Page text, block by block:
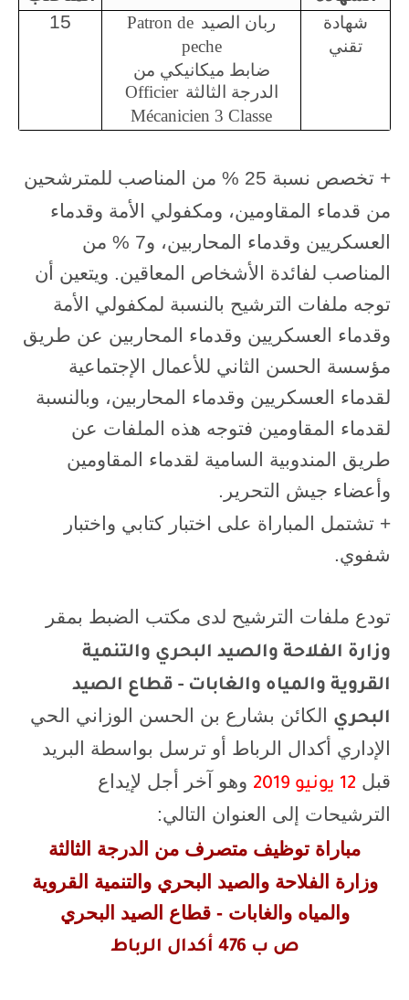
شهادة
تقني
ربان الصيد Patron de
peche
ضابط ميكانيكي من
الدرجة الثالثة Officier
Mécanicien 3 Classe
15
+ تخصص نسبة 25 % من المناصب للمترشحين
من قدماء المقاومين، ومكفولي الأمة وقدماء
العسكريين وقدماء المحاربين، و7 % من
المناصب لفائدة الأشخاص المعاقين. ويتعين أن
توجه ملفات الترشيح بالنسبة لمكفولي الأمة
وقدماء العسكريين وقدماء المحاربين عن طريق
مؤسسة الحسن الثاني للأعمال الإجتماعية
لقدماء العسكريين وقدماء المحاربين، وبالنسبة
لقدماء المقاومين فتوجه هذه الملفات عن
طريق المندوبية السامية لقدماء المقاومين
وأعضاء جيش التحرير.
+ تشتمل المباراة على اختبار كتابي واختبار
شفوي.
تودع ملفات الترشيح لدى مكتب الضبط بمقر
وزارة الفلاحة والصيد البحري والتنمية
القروية والمياه والغابات - قطاع الصيد
البحري الكائن بشارع بن الحسن الوزاني الحي
الإداري أكدال الرباط أو ترسل بواسطة البريد
قبل 12 يونيو 2019
وهو آخر أجل لإيداع
الترشيحات إلى العنوان التالي:
مباراة توظيف متصرف من الدرجة الثالثة
وزارة الفلاحة والصيد البحري والتنمية القروية
والمياه والغابات - قطاع الصيد البحري
ص ب 476 أكدال الرباط